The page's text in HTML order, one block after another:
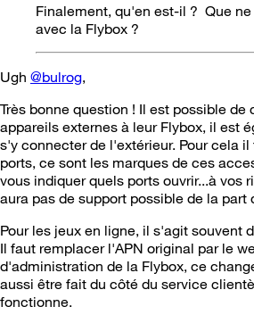
Finalement, qu'en est-il ? Que
avec la Flybox ?
Ugh @bulrog,
Très bonne question ! Il est possible de
appareils externes à leur Flybox, il est
s'y connecter de l'extérieur. Pour cela
ports, ce sont les marques de ces
vous indiquer quels ports ouvrir...à vos
aura pas de support possible de la part
Pour les jeux en ligne, il s'agit souvent
Il faut remplacer l'APN original par le
d'administration de la Flybox, ce
aussi être fait du côté du service
fonctionne.